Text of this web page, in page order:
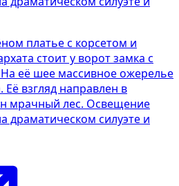
платье с корсетом и
стоит у ворот замка с
её шее массивное ожерелье
взгляд направлен в
мрачный лес. Освещение
драматическом силуэте и